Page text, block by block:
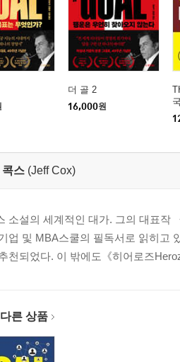
더 골 2
16,000원
콕스 (Jeff Cox)
소설의 세계적인 대가. 그의 대표작
업 및 MBA스쿨의 필독서로 읽히고
천되었다. 이 밖에도《히어로즈
른 상품